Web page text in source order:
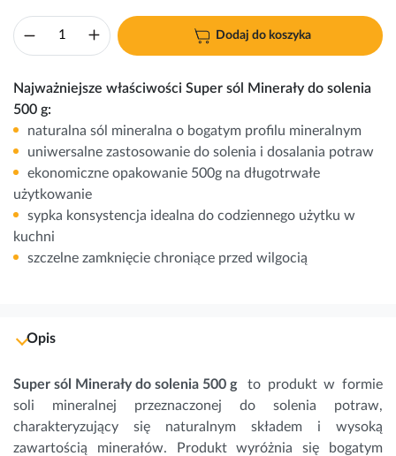
Dodaj do koszyka
Najważniejsze właściwości Super sól Minerały do solenia
500 g:
naturalna sól mineralna o bogatym profilu mineralnym
uniwersalne zastosowanie do solenia i dosalania potraw
ekonomiczne opakowanie 500g na długotrwałe
użytkowanie
sypka konsystencja idealna do codziennego użytku w
kuchni
szczelne zamknięcie chroniące przed wilgocią
Opis
Super sól Minerały do solenia 500 g
to produkt w formie
soli mineralnej przeznaczonej do solenia potraw,
charakteryzujący się naturalnym składem i wysoką
zawartością minerałów. Produkt wyróżnia się bogatym